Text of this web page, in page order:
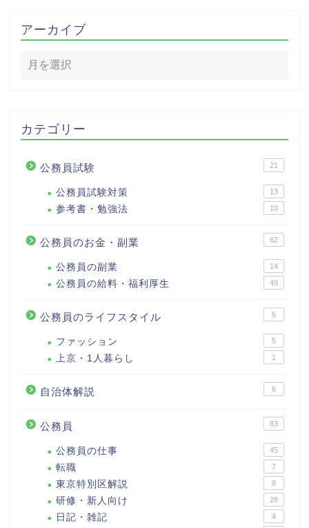
アーカイブ
カテゴリー
公務員試験 21
公務員試験対策 13
参考書・勉強法 10
公務員のお金・副業 62
公務員の副業 14
公務員の給料・福利厚生 49
公務員のライフスタイル 6
ファッション 5
上京・1人暮らし 1
自治体解説 6
公務員 83
公務員の仕事 45
転職 7
東京特別区解説 8
研修・新人向け 28
日記・雑記 4